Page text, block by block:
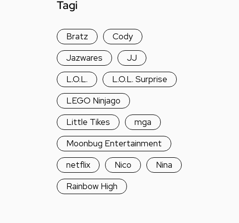
Tagi
Bratz
Cody
Jazwares
JJ
L.O.L.
L.O.L. Surprise
LEGO Ninjago
Little Tikes
mga
Moonbug Entertainment
netflix
Nico
Nina
Rainbow High